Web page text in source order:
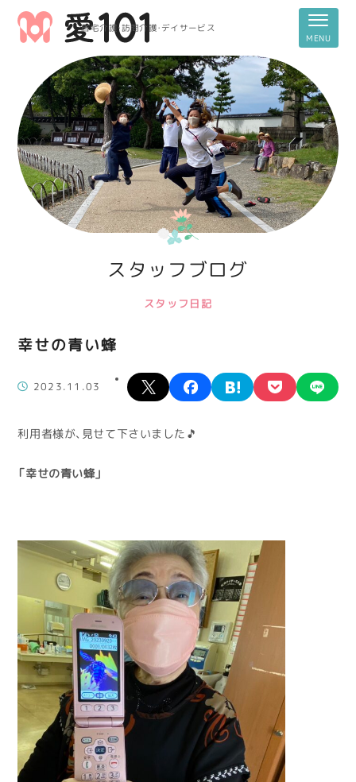
居宅介護・訪問介護・デイサービス
スタッフブログ
スタッフ日記
幸せの青い蜂
2023.11.03
X facebookhatena pocket
利用者様が、見せて下さいました🎵
「幸せの青い蜂」